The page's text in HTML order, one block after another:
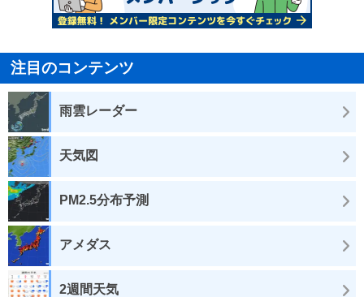
注目のコンテンツ
雨雲レーダー
天気図
PM2.5分布予測
アメダス
2週間天気